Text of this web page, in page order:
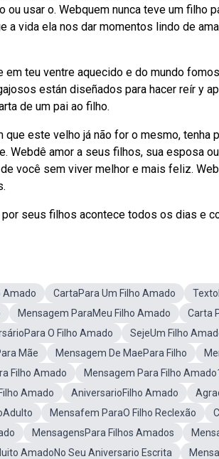
usar o. Webquem nunca teve um filho
a vida ela nos dar momentos lindo de
em teu ventre aquecido e do mundo
están diseñados para hacer reír y
de um pai ao filho.
que este velho já não for o mesmo, tenha
Webdê amor a seus filhos, sua esposa
você sem viver melhor e mais feliz.
por seus filhos acontece todos os dias e
Amado CartaPara Um Filho Amado
Mensagem ParaMeu Filho Amado
Carta
O Filho Amado
SejeUm Filho
Mãe
Mensagem De MaePara Filho
Filho Amado
Mensagem Para Filho
Amado
AniversarioFilho Amado
Mensafem ParaO Filho Reclexão
MensagensPara Filhos Amados
AmadoNo Seu Aniversario Escrita